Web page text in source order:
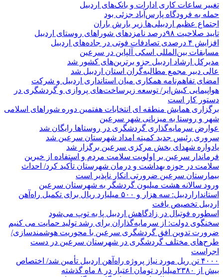
تغییر ساعات کاری ادارات و بانک‌های اردبیل
حمله به فرودگاه پارس‌‌آباد جزئی بود
اجتماع عظیم اردبیلی‌ها زیر بارش باران
تایید صلاحیت ۹۸درصد نامزدهای شوراهای روستای اردبیل
افزایش ۴ درصدی تصادفات فوتی در جاده‌های اردبیل
مسابقات بین‌المللی اسکی آلپاین در سرعین
مدیرکل ارشاد اردبیل جزو برترین‌های کشور شد
عالی دبیر مجمع مطالبه‌گران استان اردبیل شد
امضای تفاهم‌نامه همکاری میان استانداری اردبیل و شرکت
هواپیمایی کیش‌ایر/ توسعه زیرساخت‌های پروازی و گردشگری در
دستور کار است
برگزاری همایش منطقه ای انتخابات هفتمین دوره شوراهای اسلامی
شهر و روستا به میزبانی شهر سرعین
عوارض سرمایه‌گذاری گردشگری در روستاها رایگان شد
سروری رئیس جدید کمیته امداد شهرستان سرعین شد
یادواره شهدای بخش مرکزی سرعین برگزار شد
فرماندار سرعین بر اولویت سلامت مردم و استفاده از خیرین
سلامت در حوزه بهداشت و درمان شهرستان تأکید کرد/ احداث
بیمارستان سرعین ضرورتی انکار ناپذیر است
ورود سالانه هشت میلیون گردشگر به شهرستان سرعین
استانداراردبیل: سه هزار و ۵۰۰ میلیارد ریال برای تکمیل راه‌آهن
اردبیل تخصیص یافت
اسطوره فوتبال در زادگاهش اردبیل پا به توپ می‌شود
سخنگوی دولت: از سرمایه‌گذاران برای رشد تولید حمایت می کنیم
ضرورت تدوین افق گردشگری سرعین با محوریت هوشمندسازی/
طرح‌های مختلف گردشگری در شهرستان سرعین در دست
اجراست
۴۰۰۰ تن ریل مورد نیاز پروژه راه‌آهن اردبیل تأمین شد/ اختصاص
بیش از ۲۳۸۰میلیارد تومان اعتبار در ۸ ماه گذشته